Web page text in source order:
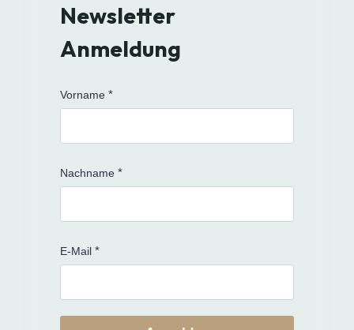
Newsletter
Anmeldung
Vorname
Nachname
E-Mail